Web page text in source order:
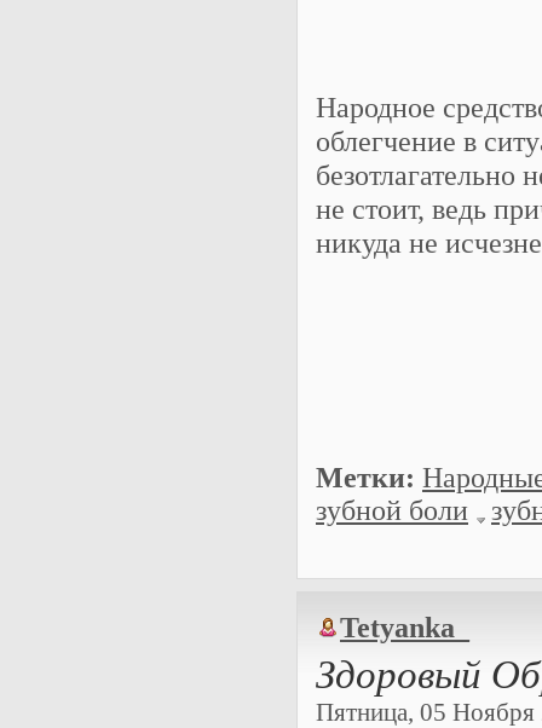
Народное
облегчение в
безотлагательно
не стоит, ведь
никуда не
Метки:
зубной боли
Tetyanka_
Здоровый
Пятница, 05 Ноября